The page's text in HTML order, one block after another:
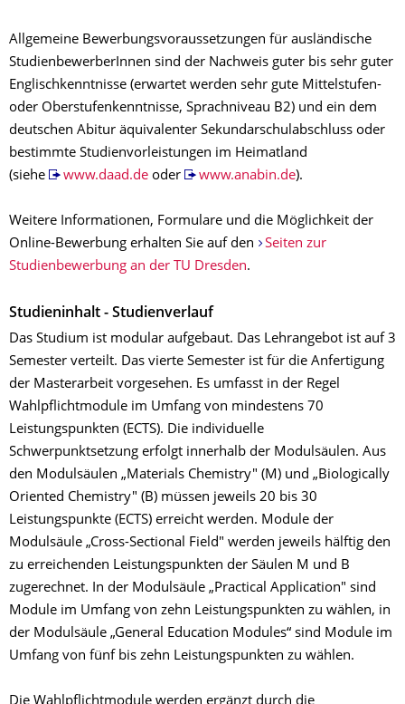
Allgemeine Bewerbungsvoraussetzungen für ausländische
StudienbewerberInnen sind der Nachweis guter bis sehr guter
Englischkenntnisse (erwartet werden sehr gute Mittelstufen-
oder Oberstufenkenntnisse, Sprachniveau B2) und ein dem
deutschen Abitur äquivalenter Sekundarschulabschluss oder
bestimmte Studienvorleistungen im Heimatland
(siehe
www.daad.deoder www.anabin.de).
Weitere Informationen, Formulare und die Möglichkeit der
Online-Bewerbung erhalten Sie auf den
Seiten zur
Studienbewerbung an der TU Dresden.
Studieninhalt - Studienverlauf
Das Studium ist modular aufgebaut. Das Lehrangebot ist auf 3
Semester verteilt. Das vierte Semester ist für die Anfertigung
der Masterarbeit vorgesehen. Es umfasst in der Regel
Wahlpflichtmodule im Umfang von mindestens 70
Leistungspunkten (ECTS). Die individuelle
Schwerpunktsetzung erfolgt innerhalb der Modulsäulen. Aus
den Modulsäulen „Materials Chemistry" (M) und „Biologically
Oriented Chemistry" (B) müssen jeweils 20 bis 30
Leistungspunkte (ECTS) erreicht werden. Module der
Modulsäule „Cross-Sectional Field" werden jeweils hälftig den
zu erreichenden Leistungspunkten der Säulen M und B
zugerechnet. In der Modulsäule „Practical Application" sind
Module im Umfang von zehn Leistungspunkten zu wählen, in
der Modulsäule „General Education Modules“ sind Module im
Umfang von fünf bis zehn Leistungspunkten zu wählen.